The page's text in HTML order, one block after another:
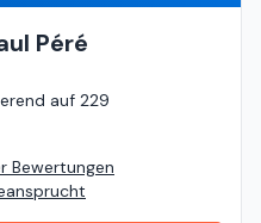
Péré
auf 229
Bewertungen